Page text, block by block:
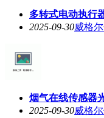
多转式电动执行
2025-09-30威格
烟气在线传感器
2025-09-30威格